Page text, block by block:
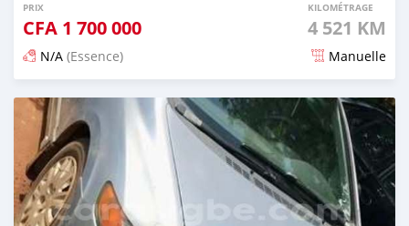
PRIX
CFA 1 700 000
KILOMÉTRAGE
4 521 KM
N/A (Essence) Manuelle
Publié il y a 27 jours